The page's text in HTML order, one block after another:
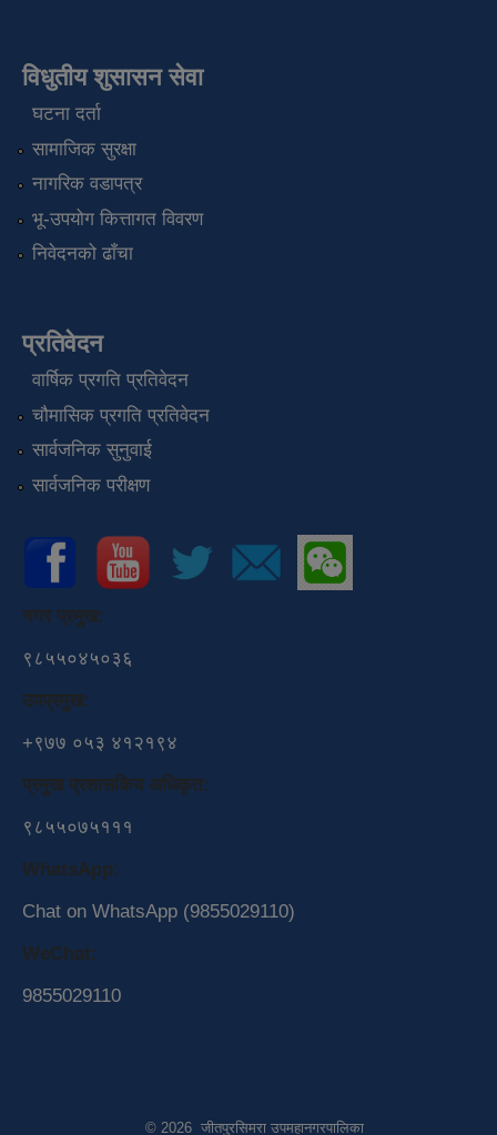
विधुतीय शुसासन सेवा
घटना दर्ता
सामाजिक सुरक्षा
नागरिक वडापत्र
भू-उपयोग कित्तागत विवरण
निवेदनको ढाँचा
प्रतिवेदन
वार्षिक प्रगति प्रतिवेदन
चौमासिक प्रगति प्रतिवेदन
सार्वजनिक सुनुवाई
सार्वजनिक परीक्षण
नगर प्रमुख:
९८५५०४५०३६
उपप्रमुख:
+९७७ ०५३ ४१२१९४
प्रमुख प्रशासकिय अधिकृत:
९८५५०७५१११
WhatsApp:
Chat on WhatsApp (9855029110)
WeChat:
9855029110
© 2026 जीतपुरसिमरा उपमहानगरपालिका